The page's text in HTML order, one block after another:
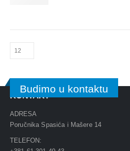
Budimo u kontaktu
KONTAKT
ADRESA
Poručnika Spasića i Mašere 14
TELEFON: